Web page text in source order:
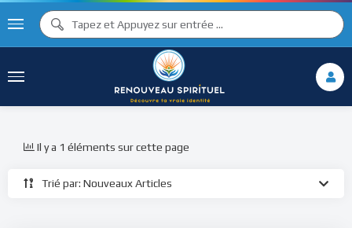
Trié par: Nouveaux Articles
Il y a 1 éléments sur cette page